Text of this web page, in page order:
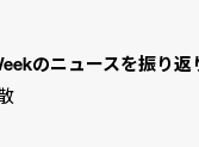
のニュースを振り返